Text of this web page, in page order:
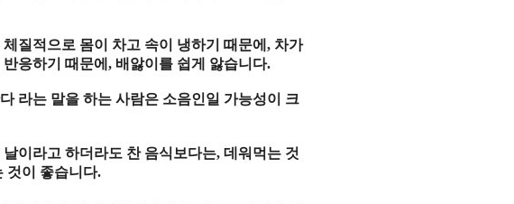
체질적으로 몸이 차고 속이 냉하기 때문에 , 차가
응하기 때문에 , 배앓이를 쉽게 앓습니다.
라는 말을 하는 사람은 소음인일 가능성이 크
날이라고 하더라도 찬 음식보다는, 데워먹는 것
것이 좋습니다.